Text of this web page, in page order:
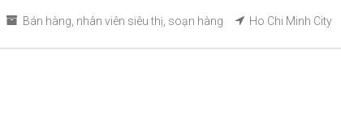
Bán hàng nhân viên siêu thị soạn hàng Ho Chi Minh City